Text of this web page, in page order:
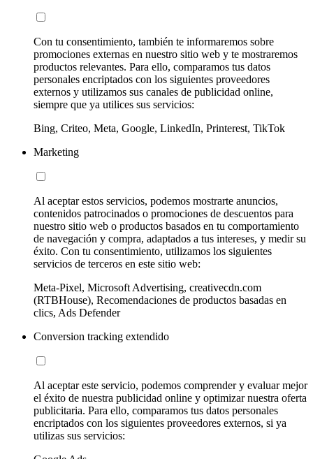
Con tu consentimiento, también te informaremos sobre
promociones externas en nuestro sitio web y te mostraremos
productos relevantes. Para ello, comparamos tus datos
personales encriptados con los siguientes proveedores
externos y utilizamos sus canales de publicidad online,
siempre que ya utilices sus servicios:
Bing, Criteo, Meta, Google, LinkedIn, Printerest, TikTok
Marketing
Al aceptar estos servicios, podemos mostrarte anuncios,
contenidos patrocinados o promociones de descuentos para
nuestro sitio web o productos basados en tu comportamiento
de navegación y compra, adaptados a tus intereses, y medir su
éxito. Con tu consentimiento, utilizamos los siguientes
servicios de terceros en este sitio web:
Meta-Pixel, Microsoft Advertising, creativecdn.com
(RTBHouse), Recomendaciones de productos basadas en
clics, Ads Defender
Conversion tracking extendido
Al aceptar este servicio, podemos comprender y evaluar mejor
el éxito de nuestra publicidad online y optimizar nuestra oferta
publicitaria. Para ello, comparamos tus datos personales
encriptados con los siguientes proveedores externos, si ya
utilizas sus servicios: